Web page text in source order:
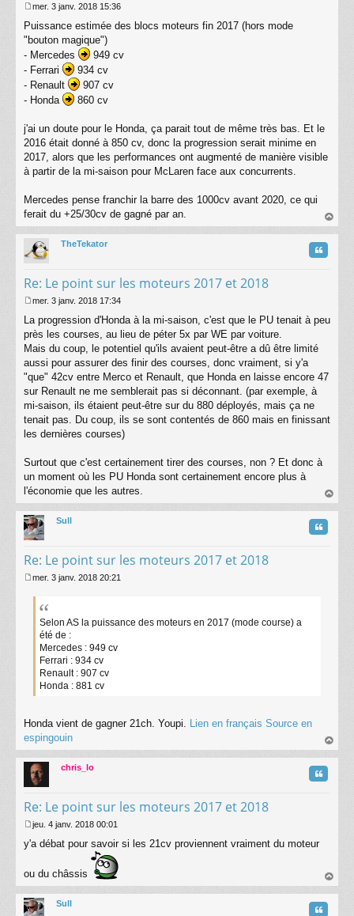
e
s
s
g
e
mer. 3 janv. 2018 15:36
Puissance estimée des blocs moteurs fin 2017 (hors mode
"bouton magique")
- Mercedes
949 cv
- Ferrari
934 cv
- Renault
907 cv
- Honda
860 cv
j'ai un doute pour le Honda, ça parait tout de même très bas. Et le
2016 était donné à 850 cv, donc la progression serait minime en
2017, alors que les performances ont augmenté de manière visible
à partir de la mi-saison pour McLaren face aux concurrents.
Mercedes pense franchir la barre des 1000cv avant 2020, ce qui
ferait du +25/30cv de gagné par an.
au
TheTekator
Re: Le point sur les moteurs 2017 et 2018
Citation
e
s
s
g
e
mer. 3 janv. 2018 17:34
La progression d'Honda à la mi-saison, c'est que le PU tenait à peu
près les courses, au lieu de péter 5x par WE par voiture.
Mais du coup, le potentiel qu'ils avaient peut-être a dû être limité
aussi pour assurer des finir des courses, donc vraiment, si y'a
"que" 42cv entre Merco et Renault, que Honda en laisse encore 47
sur Renault ne me semblerait pas si déconnant. (par exemple, à
mi-saison, ils étaient peut-être sur du 880 déployés, mais ça ne
tenait pas. Du coup, ils se sont contentés de 860 mais en finissant
les dernières courses)
Surtout que c'est certainement tirer des courses, non ? Et donc à
un moment où les PU Honda sont certainement encore plus à
l'économie que les autres.
au
Sull
Re: Le point sur les moteurs 2017 et 2018
Citation
e
mer. 3 janv. 2018 20:21
Selon AS la puissance des moteurs en 2017 (mode course) a
été de :
Mercedes : 949 cv
Ferrari : 934 cv
Renault : 907 cv
Honda : 881 cv
Honda vient de gagner 21ch. Youpi. Lien en français Source en
espingouin
au
chris_lo
Re: Le point sur les moteurs 2017 et 2018
Citation
e
a
g
e
jeu. 4 janv. 2018 00:01
y'a débat pour savoir si les 21cv proviennent vraiment du moteur
ou du châssis
au
Sull Citation